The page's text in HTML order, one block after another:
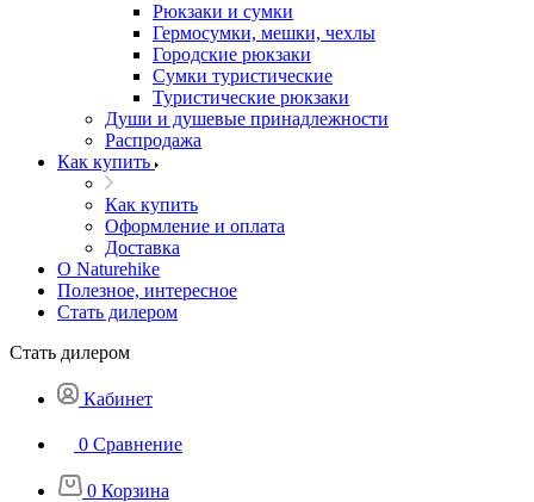
Рюкзаки и сумки
Гермосумки, мешки, чехлы
Городские рюкзаки
Сумки туристические
Туристические рюкзаки
Души и душевые принадлежности
Распродажа
Как купить
Как купить
Оформление и оплата
Доставка
О Naturehike
Полезное, интересное
Стать дилером
Стать дилером
Кабинет
0 Сравнение
0 Корзина